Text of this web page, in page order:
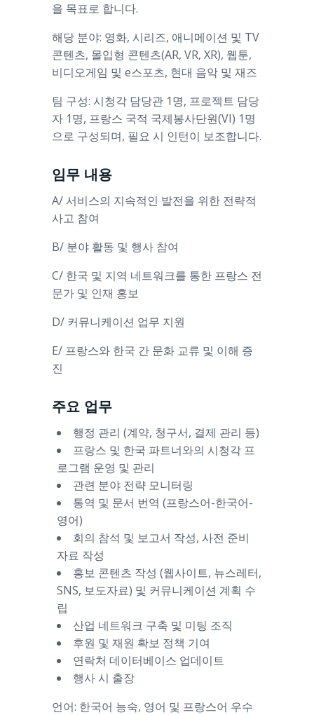
을 목표로 합니다.
해당 분야: 영화, 시리즈, 애니메이션 및 TV
콘텐츠, 몰입형 콘텐츠(AR, VR, XR), 웹툰,
비디오게임 및 e스포츠, 현대 음악 및 재즈
팀 구성: 시청각 담당관 1명, 프로젝트 담당
자 1명, 프랑스 국적 국제봉사단원(VI) 1명
으로 구성되며, 필요 시 인턴이 보조합니다.
임무 내용
A/ 서비스의 지속적인 발전을 위한 전략적
사고 참여
B/ 분야 활동 및 행사 참여
C/ 한국 및 지역 네트워크를 통한 프랑스 전
문가 및 인재 홍보
D/ 커뮤니케이션 업무 지원
E/ 프랑스와 한국 간 문화 교류 및 이해 증
진
주요 업무
행정 관리 (계약, 청구서, 결제 관리 등)
프랑스 및 한국 파트너와의 시청각 프
로그램 운영 및 관리
관련 분야 전략 모니터링
통역 및 문서 번역 (프랑스어-한국어-
영어)
회의 참석 및 보고서 작성, 사전 준비
자료 작성
홍보 콘텐츠 작성 (웹사이트, 뉴스레터,
SNS, 보도자료) 및 커뮤니케이션 계획 수
립
산업 네트워크 구축 및 미팅 조직
후원 및 재원 확보 정책 기여
연락처 데이터베이스 업데이트
행사 시 출장
언어: 한국어 능숙, 영어 및 프랑스어 우수